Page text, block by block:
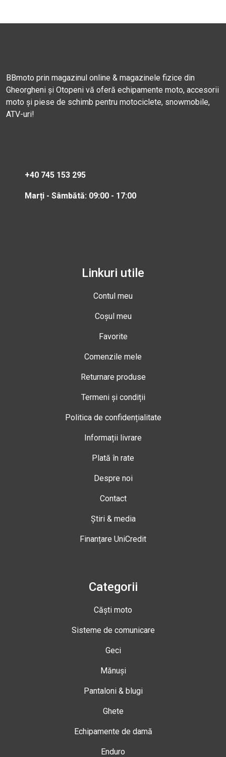
BBmoto prin magazinul online & magazinele fizice din
Gheorgheni și Otopeni vă oferă echipamente moto, accesorii
moto și piese de schimb pentru motociclete, snowmobile,
ATV-uri!
+40 745 153 295
Marți - Sâmbătă: 09:00 - 17:00
Linkuri utile
Contul meu
Coșul meu
Favorite
Comenzile mele
Returnare produse
Termeni și condiții
Politica de confidențialitate
Informații livrare
Plată în rate
Despre noi
Contact
Știri & media
Finanțare UniCredit
Categorii
Căști moto
Sisteme de comunicare
Geci
Mănuși
Pantaloni & blugi
Ghete
Echipamente de damă
Enduro